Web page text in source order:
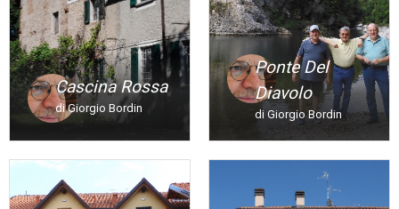
Cascina Rossa
di Giorgio Bordin
Ponte Del
Diavolo
di Giorgio Bordin